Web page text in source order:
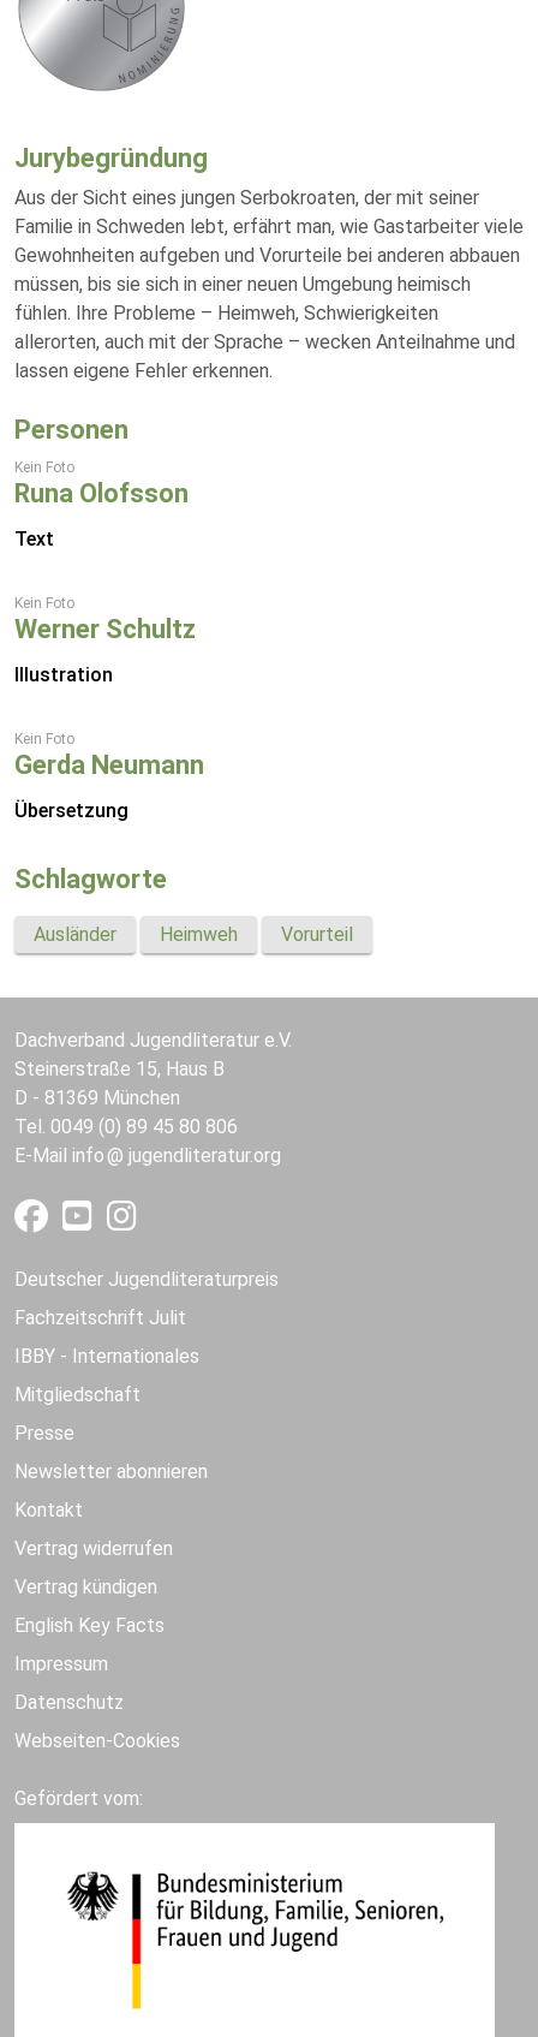
Jurybegründung
Aus der Sicht eines jungen Serbokroaten, der mit seiner
Familie in Schweden lebt, erfährt man, wie Gastarbeiter viele
Gewohnheiten aufgeben und Vorurteile bei anderen abbauen
müssen, bis sie sich in einer neuen Umgebung heimisch
fühlen. Ihre Probleme – Heimweh, Schwierigkeiten
allerorten, auch mit der Sprache – wecken Anteilnahme und
lassen eigene Fehler erkennen.
Personen
Kein Foto
Runa Olofsson
Text
Kein Foto
Werner Schultz
Illustration
Kein Foto
Gerda Neumann
Übersetzung
Schlagworte
Ausländer Heimweh Vorurteil
Dachverband Jugendliteratur e.V.
Steinerstraße 15, Haus B
D - 81369 München
Tel. 0049 (0) 89 45 80 806
E-Mail info jugendliteratur.org
Deutscher Jugendliteraturpreis
Fachzeitschrift Julit
IBBY - Internationales
Mitgliedschaft
Presse
Newsletter abonnieren
Kontakt
Vertrag widerrufen
Vertrag kündigen
English Key Facts
Impressum
Datenschutz
Webseiten-Cookies
Gefördert vom: